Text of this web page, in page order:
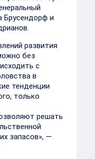
Брусендорф и
развития
без
с
в
тенденции
только
решать
запасов», —